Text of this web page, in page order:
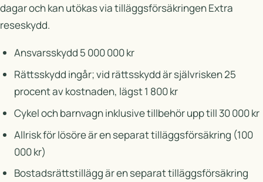
dagar och kan utökas via tilläggsförsäkringen Extra
reseskydd.
Ansvarsskydd 5 000 000 kr
Rättsskydd ingår; vid rättsskydd är självrisken 25
procent av kostnaden, lägst 1 800 kr
Cykel och barnvagn inklusive tillbehör upp till 30 000 kr
Allrisk för lösöre är en separat tilläggsförsäkring (100
000 kr)
Bostadsrättstillägg är en separat tilläggsförsäkring